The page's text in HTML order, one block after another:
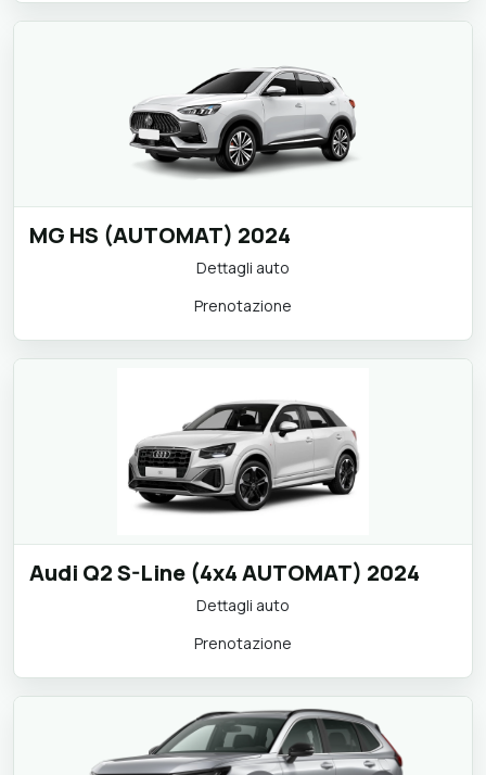
MG HS (AUTOMAT) 2024
Dettagli auto
Prenotazione
Audi Q2 S-Line (4x4 AUTOMAT) 2024
Dettagli auto
Prenotazione